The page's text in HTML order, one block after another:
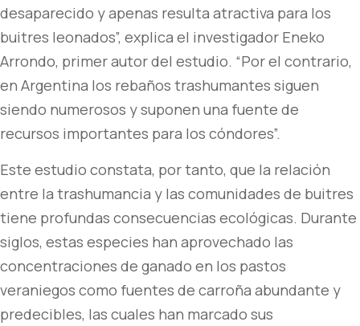
desaparecido y apenas resulta atractiva para los
buitres leonados”, explica el investigador Eneko
Arrondo, primer autor del estudio. “Por el contrario,
en Argentina los rebaños trashumantes siguen
siendo numerosos y suponen una fuente de
recursos importantes para los cóndores”.
Este estudio constata, por tanto, que la relación
entre la trashumancia y las comunidades de buitres
tiene profundas consecuencias ecológicas. Durante
siglos, estas especies han aprovechado las
concentraciones de ganado en los pastos
veraniegos como fuentes de carroña abundante y
predecibles, las cuales han marcado sus